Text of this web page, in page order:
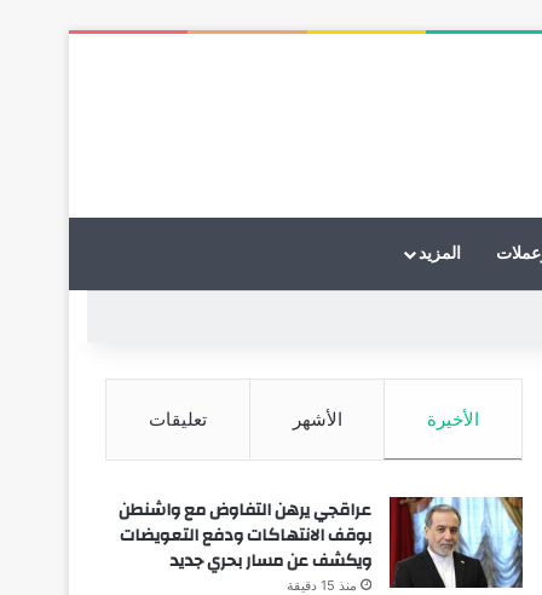
المزيد
الأخيرة الأشهر تعليقات
عراقجي يرهن التفاوض مع واشنطن
بوقف الانتهاكات ودفع التعويضات
ويكشف عن مسار بحري جديد
منذ 15 دقيقة